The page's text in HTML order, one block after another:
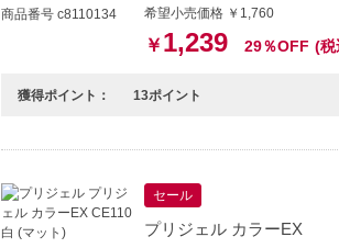
商品番号 c8110134 希望小売価格 ￥1,760
￥ 1,239 29％OFF (税
獲得ポイント： 13ポイント
セール
プリジェル カラーEX